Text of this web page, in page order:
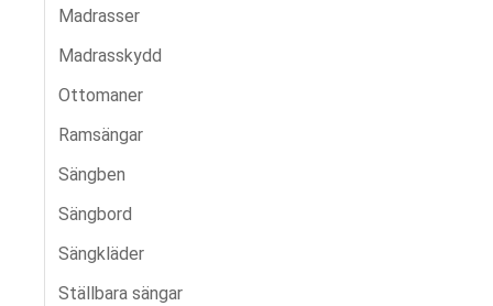
Madrasser
Madrasskydd
Ottomaner
Ramsängar
Sängben
Sängbord
Sängkläder
Ställbara sängar